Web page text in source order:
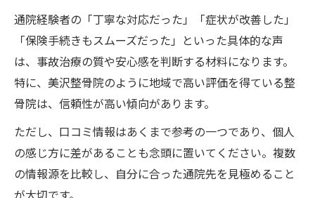
自賠責保険で事故治療を安心して受けるコ
ツ
後遺症予防に役立つ事故治療のポイント
事故治療で後遺症を予防するための基本対
むちうち後の事故治療が予防に果たす役割
事故治療の継続が後遺症リスクを下げる理
由
通院経験者の「丁寧な対応だった」「症状が改善した」
「保険手続きもスムーズだった」といった具体的な声
は、事故治療の質や安心感を判断する材料になります。
特に、美沢整骨院のように地域で高い評価を得ている整
骨院は、信頼性が高い傾向があります。
ただし、口コミ情報はあくまで参考の一つであり、個人
の感じ方に差があることも念頭に置いてください。複数
の情報源を比較し、自分に合った通院先を見極めること
が大切です。